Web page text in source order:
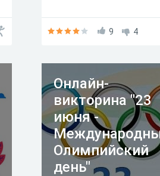
9 4
Онлайн-
викторина "23
июня -
Олимпийский
день"